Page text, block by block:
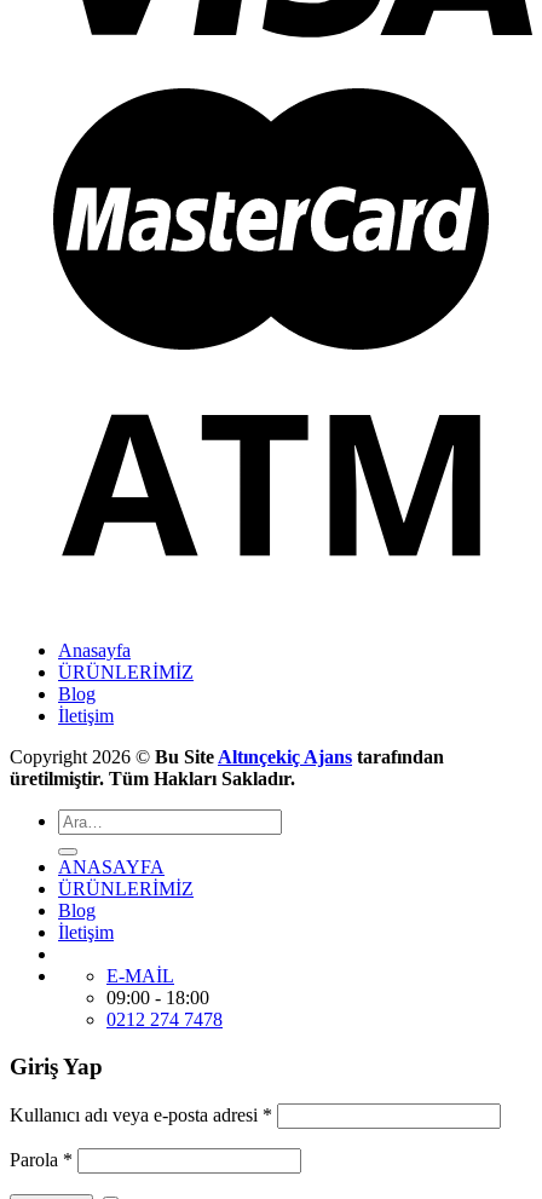
Anasayfa
ÜRÜNLERİMİZ
Blog
İletişim
Copyright 2026 © Bu Site Altınçekiç Ajans tarafından
üretilmiştir. Tüm Hakları Sakladır.
ANASAYFA
ÜRÜNLERİMİZ
Blog
İletişim
E-MAİL
09:00 - 18:00
0212 274 7478
Giriş Yap
Kullanıcı adı veya e-posta adresi *
Parola *